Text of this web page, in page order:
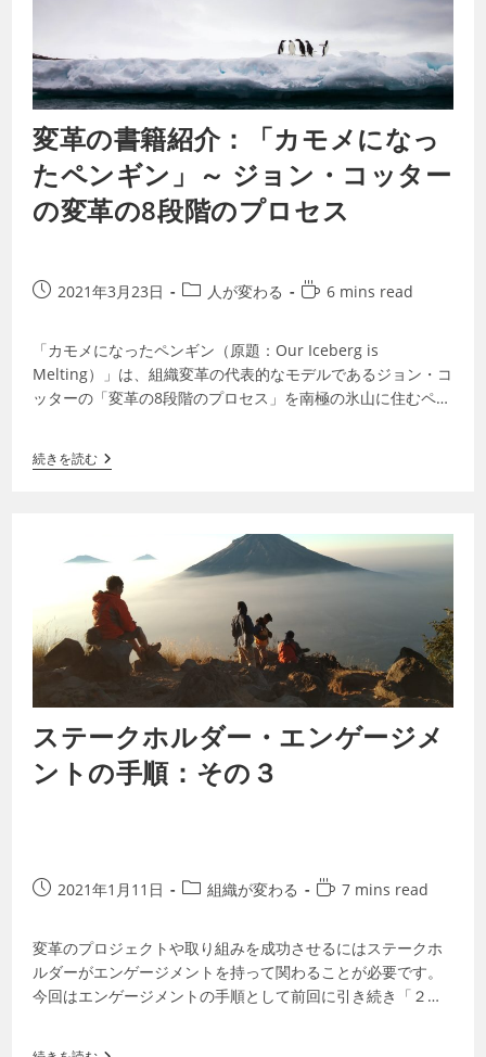
変革の書籍紹介：「カモメになっ
たペンギン」～ ジョン・コッター
の変革の8段階のプロセス
2021年3月23日 人が変わる 6 mins read
「カモメになったペンギン（原題：Our Iceberg is
Melting）」は、組織変革の代表的なモデルであるジョン・コ
ッターの「変革の8段階のプロセス」を南極の氷山に住むペン
続きを読む
ステークホルダー・エンゲージメ
ントの手順：その３
2021年1月11日 組織が変わる 7 mins read
変革のプロジェクトや取り組みを成功させるにはステークホ
ルダーがエンゲージメントを持って関わることが必要です。
今回はエンゲージメントの手順として前回に引き続き「２．